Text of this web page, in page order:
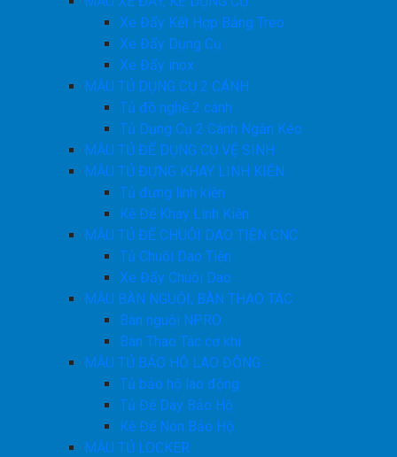
Xe Đẩy Kết Hợp Bảng Treo
Xe Đẩy Dụng Cụ
Xe Đẩy inox
MẪU TỦ DỤNG CỤ 2 CÁNH
Tủ đồ nghề 2 cánh
Tủ Dụng Cụ 2 Cánh Ngăn Kéo
MẪU TỦ ĐỂ DỤNG CỤ VỆ SINH
MẪU TỦ ĐỰNG KHAY LINH KIỆN
Tủ đựng linh kiện
Kệ Để Khay Linh Kiện
MẪU TỦ ĐỂ CHUÔI DAO TIỆN CNC
Tủ Chuôi Dao Tiện
Xe Đẩy Chuôi Dao
MẪU BÀN NGUỘI, BÀN THAO TÁC
Bàn nguội NPRO
Bàn Thao Tác cơ khí
MẪU TỦ BẢO HỘ LAO ĐỘNG
Tủ bảo hộ lao động
Tủ Đế Dày Bảo Hộ
Kệ Để Nón Bảo Hộ
MẪU TỦ LOCKER